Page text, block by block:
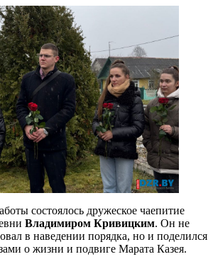
состоялось дружеское чаепитие
Владимиром Кривицким. Он не
в наведении порядка, но и поделился
о жизни и подвиге Марата Казея.